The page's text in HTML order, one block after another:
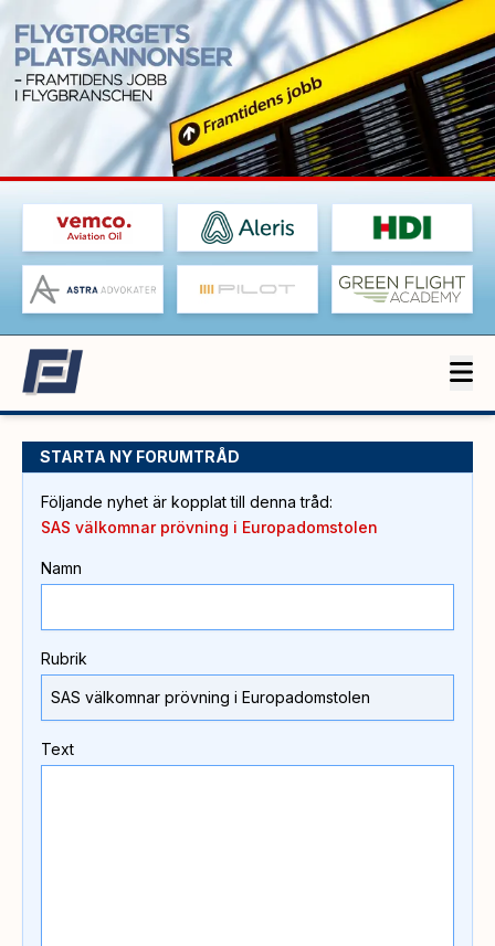
STARTA NY FORUMTRÅD
Följande nyhet är kopplat till denna tråd:
SAS välkomnar prövning i Europadomstolen
Namn
Rubrik
Text